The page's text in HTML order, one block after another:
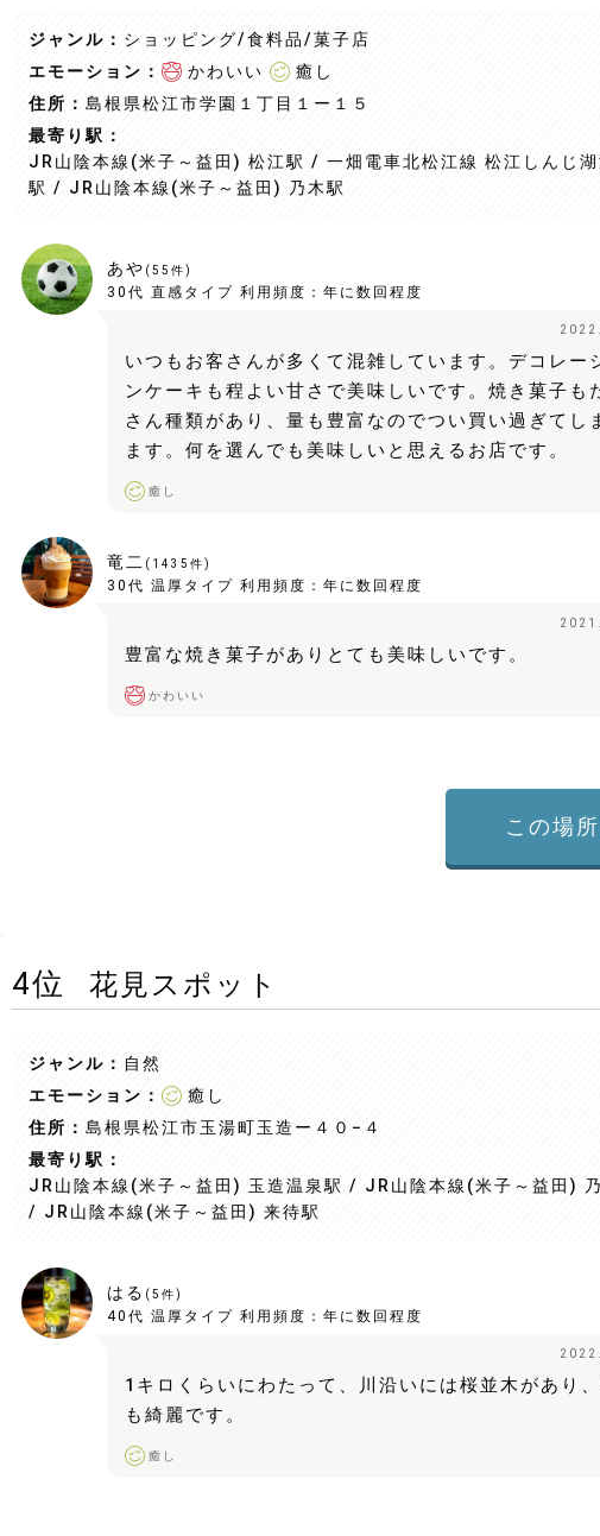
ジャンル： ショッピング/食料品/菓子店
エモーション：
かわいい
癒し
住所： 島根県松江市学園１丁目１ー１５
最寄り駅：
JR山陰本線(米子～益田) 松江駅 / 一畑電車北松江線 松江しんじ湖
駅 / JR山陰本線(米子～益田) 乃木駅
あや ( 55 件)
30代 直感タイプ 利用頻度： 年に数回程度
いつもお客さんが多くて混雑しています。デコレー
ンケーキも程よい甘さで美味しいです。焼き菓子も
さん種類があり、量も豊富なのでつい買い過ぎてし
ます。何を選んでも美味しいと思えるお店です。
癒し
竜二 ( 1435 件)
30代 温厚タイプ 利用頻度： 年に数回程度
豊富な焼き菓子がありとても美味しいです。
かわいい
この場
4位 花見スポット
ジャンル： 自然
エモーション：
癒し
住所： 島根県松江市玉湯町玉造ー４０−４
最寄り駅：
JR山陰本線(米子～益田) 玉造温泉駅 / JR山陰本線(米子～益田)
/ JR山陰本線(米子～益田) 来待駅
はる ( 5 件)
40代 温厚タイプ 利用頻度： 年に数回程度
1キロくらいにわたって、川沿いには桜並木があり
も綺麗です。
癒し